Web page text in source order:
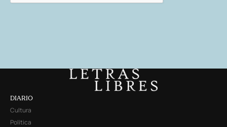
DIARIO
Cultura
Política